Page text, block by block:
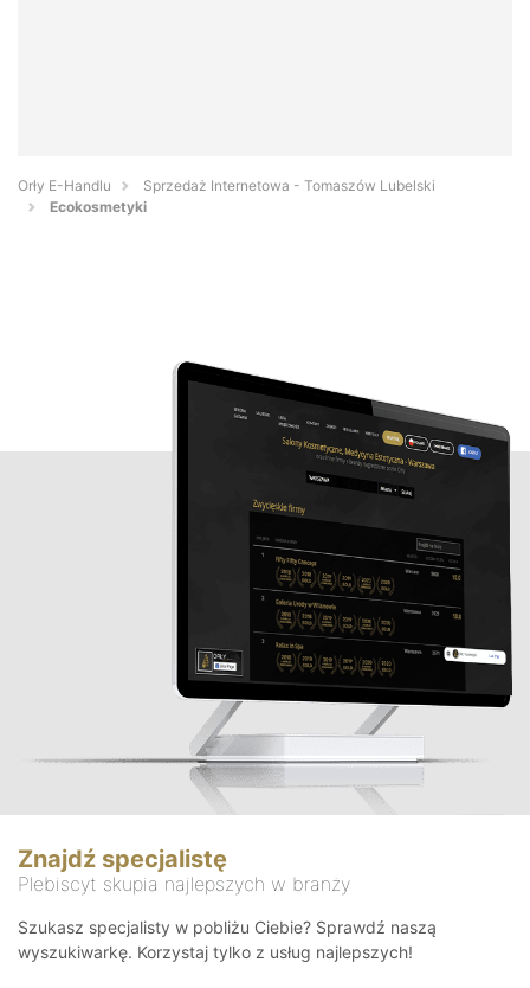
Orły E-Handlu
Sprzedaż Internetowa - Tomaszów Lubelski
Ecokosmetyki
Znajdź specjalistę
Plebiscyt skupia najlepszych w branży
Szukasz specjalisty w pobliżu Ciebie? Sprawdź naszą
wyszukiwarkę. Korzystaj tylko z usług najlepszych!